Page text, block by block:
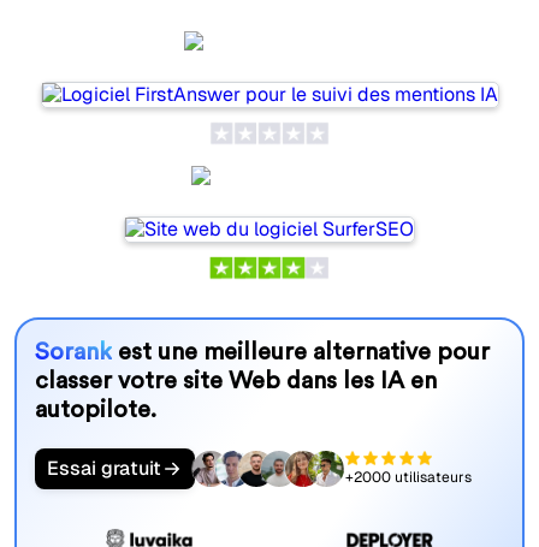
Sorankest une meilleure alternative pour
classer votre site Web dans les IA en
autopilote.
Essai gratuit +2000 utilisateurs